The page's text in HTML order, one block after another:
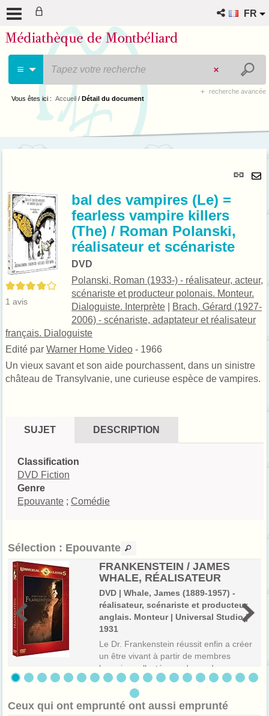
FR
recherche avancée
Vous êtes ici : Accueil / Détail du document
4/5
1 avis
bal des vampires (Le) =
fearless vampire killers
(The) / Roman Polanski,
réalisateur et scénariste
DVD
Polanski, Roman (1933-) - réalisateur, acteur,
scénariste et producteur polonais. Monteur.
Dialoguiste. Interprète
Brach, Gérard (1927-
2006) - scénariste, adaptateur et réalisateur
français. Dialoguiste
Edité par Warner Home Video - 1966
Un vieux savant et son aide pourchassent, dans un sinistre
château de Transylvanie, une curieuse espèce de vampires.
SUJET DESCRIPTION
Classification
DVD Fiction
Genre
Epouvante ; Comédie
Sélection : Epouvante
FRANKENSTEIN / JAMES
WHALE, RÉALISATEUR
DVD | Whale, James (1889-1957) -
réalisateur, scénariste et producteur
anglais. Monteur | Universal Studio |
1931
Le Dr. Frankenstein réussit enfin a créer
un être vivant à partir de membres
humains collectés sur des cadavres.
Mais la créature échappe bientôt à son
contrôle...
Ceux qui ont emprunté ont aussi emprunté